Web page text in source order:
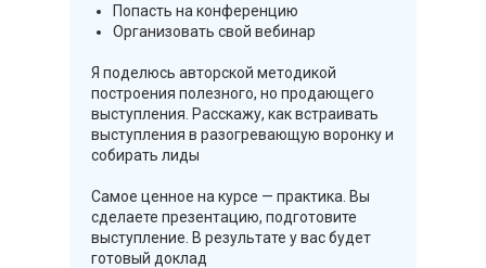
Попасть на конференцию
Организовать свой вебинар
Я поделюсь авторской методикой
построения полезного, но продающего
выступления. Расскажу, как встраивать
выступления в разогревающую воронку и
собирать лиды
Самое ценное на курсе — практика. Вы
сделаете презентацию, подготовите
выступление. В результате у вас будет
готовый доклад